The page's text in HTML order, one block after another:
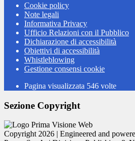
Cookie policy
Note legali
Informativa Privacy
Ufficio Relazioni con il Pubblico
Dichiarazione di accessibilità
Obiettivi di accessibilità
Whistleblowing
Gestione consensi cookie
Pagina visualizzata 546 volte
Sezione Copyright
Copyright 2026 | Engineered and